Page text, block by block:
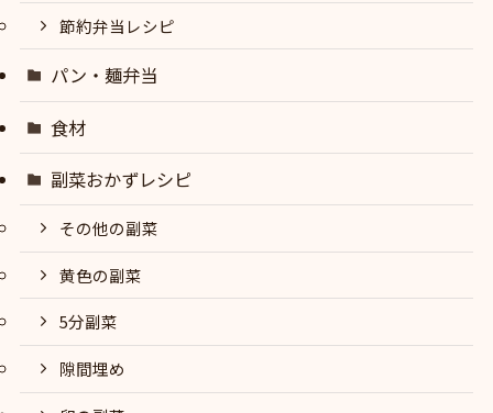
節約弁当レシピ
パン・麺弁当
食材
副菜おかずレシピ
その他の副菜
黄色の副菜
5分副菜
隙間埋め